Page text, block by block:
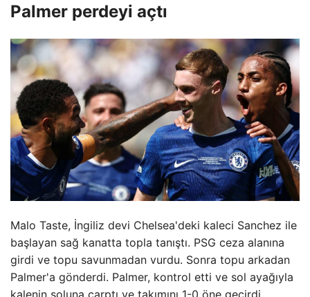
Palmer perdeyi açtı
Malo Taste, İngiliz devi Chelsea'deki kaleci Sanchez ile
başlayan sağ kanatta topla tanıştı. PSG ceza alanına
girdi ve topu savunmadan vurdu. Sonra topu arkadan
Palmer'a gönderdi. Palmer, kontrol etti ve sol ayağıyla
kalenin soluna çarptı ve takımını 1-0 öne geçirdi.